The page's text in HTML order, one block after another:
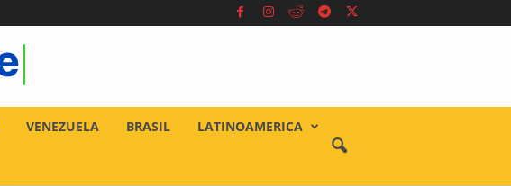
VENEZUELA BRASIL LATINOAMERICA